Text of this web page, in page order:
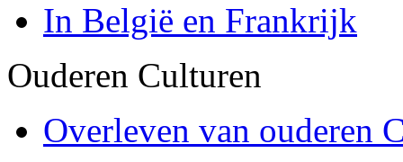
In België en Frankrijk
Ouderen Culturen
Overleven van ouderen